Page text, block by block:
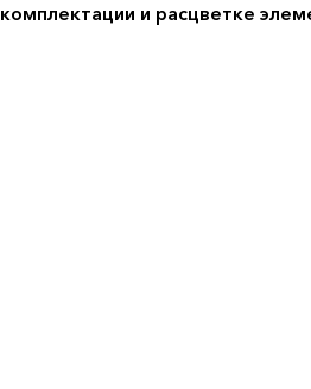
комплектации и расцветке